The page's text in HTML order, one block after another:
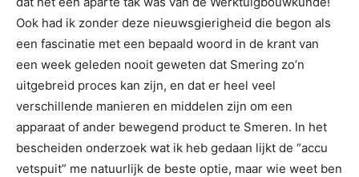
Ook had ik zonder deze nieuwsgierigheid die begon als
een fascinatie met een bepaald woord in de krant van
een week geleden nooit geweten dat Smering zo’n
uitgebreid proces kan zijn, en dat er heel veel
verschillende manieren en middelen zijn om een
apparaat of ander bewegend product te Smeren. In het
bescheiden onderzoek wat ik heb gedaan lijkt de “accu
vetspuit” me natuurlijk de beste optie, maar wie weet ben